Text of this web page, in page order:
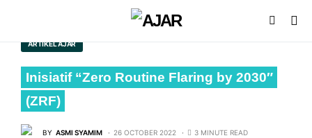
ARTIKEL AJAR
Inisiatif “Zero Routine Flaring by 2030″
(ZRF)
BY ASMI SYAMIM 26 OCTOBER 2022 3 MINUTE READ